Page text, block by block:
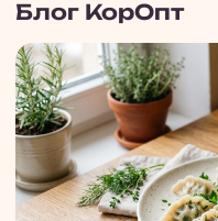
Блог КорОпт